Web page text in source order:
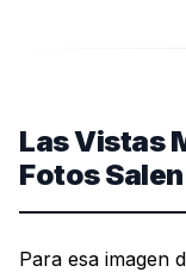
Las Vistas
Fotos
Para esa imagen